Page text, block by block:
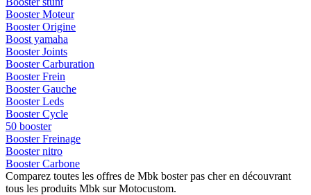
Booster Moteur
Booster Origine
Boost yamaha
Booster Joints
Booster Carburation
Booster Frein
Booster Gauche
Booster Leds
Booster Cycle
50 booster
Booster Freinage
Booster nitro
Booster Carbone
Comparez toutes les offres de Mbk boster pas cher en découvrant
tous les produits Mbk sur Motocustom.